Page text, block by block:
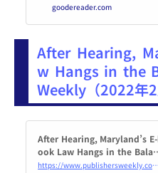
goodereader.com
After Hearing,
w Hangs in the
Weekly（2022年2
After Hearing, Maryland’s
ook Law Hangs in the
e
https://www.publishersweekly.com/pw/by-topic/industry-news/libraries/article/88484-after-hearing-maryland-s-e-book-law-hangs-in-the-balance.html